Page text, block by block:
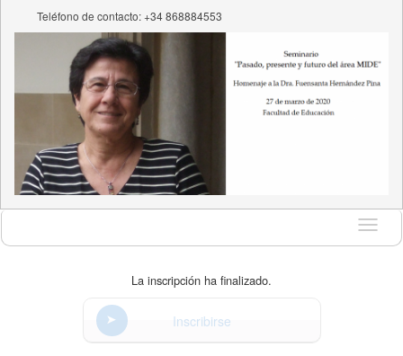
Teléfono de contacto: +34 868884553
Idioma
La inscripción ha finalizado.
Inscribirse